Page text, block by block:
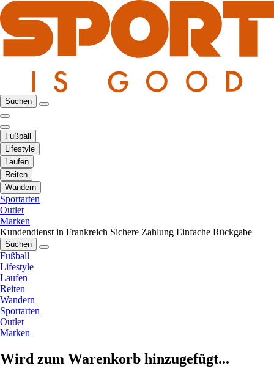
Suchen
Fußball
Lifestyle
Laufen
Reiten
Wandern
Sportarten
Outlet
Marken
Kundendienst in Frankreich Sichere Zahlung Einfache Rückgabe
Suchen
Fußball
Lifestyle
Laufen
Reiten
Wandern
Sportarten
Outlet
Marken
Wird zum Warenkorb hinzugefügt...